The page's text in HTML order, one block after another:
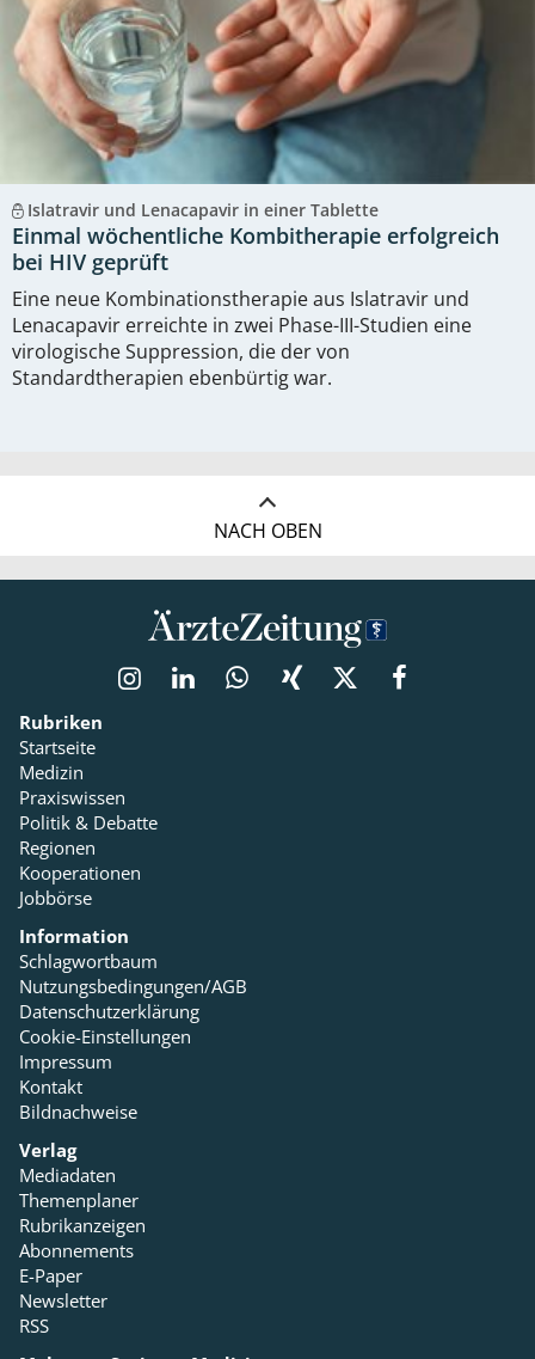
Islatravir und Lenacapavir in einer Tablette
Einmal wöchentliche Kombitherapie erfolgreich
bei HIV geprüft
Eine neue Kombinationstherapie aus Islatravir und
Lenacapavir erreichte in zwei Phase-III-Studien eine
virologische Suppression, die der von
Standardtherapien ebenbürtig war.
NACH OBEN
Rubriken
Startseite
Medizin
Praxiswissen
Politik & Debatte
Regionen
Kooperationen
Jobbörse
Information
Schlagwortbaum
Nutzungsbedingungen/AGB
Datenschutzerklärung
Cookie-Einstellungen
Impressum
Kontakt
Bildnachweise
Verlag
Mediadaten
Themenplaner
Rubrikanzeigen
Abonnements
E-Paper
Newsletter
RSS